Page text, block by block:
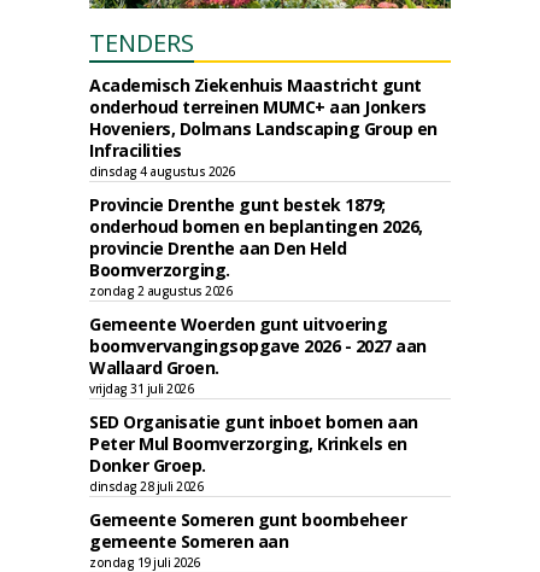
TENDERS
Academisch Ziekenhuis Maastricht gunt
onderhoud terreinen MUMC+ aan Jonkers
Hoveniers, Dolmans Landscaping Group en
Infracilities
dinsdag 4 augustus 2026
Provincie Drenthe gunt bestek 1879;
onderhoud bomen en beplantingen 2026,
provincie Drenthe aan Den Held
Boomverzorging.
zondag 2 augustus 2026
Gemeente Woerden gunt uitvoering
boomvervangingsopgave 2026 - 2027 aan
Wallaard Groen.
vrijdag 31 juli 2026
SED Organisatie gunt inboet bomen aan
Peter Mul Boomverzorging, Krinkels en
Donker Groep.
dinsdag 28 juli 2026
Gemeente Someren gunt boombeheer
gemeente Someren aan
zondag 19 juli 2026